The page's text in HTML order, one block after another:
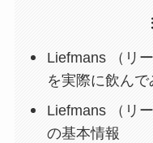
Liefmans （リ
を実際に飲んで
Liefmans （リ
の基本情報